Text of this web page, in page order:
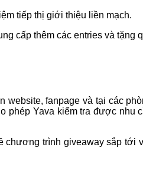
tiếp thị giới thiệu liền mạch.
cấp thêm các entries và tặng
fanpage và tại các
phép Yava kiểm tra được nhu
chương trình giveaway sắp tới